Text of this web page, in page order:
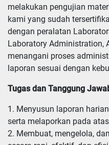
melakukan pengujian
kami yang sudah
dengan peralatan
Laboratory Administration,
menangani proses
laporan sesuai dengan
Tugas dan Tanggung
1. Menyusun laporan
serta melaporkan pada
2. Membuat, mengelola,